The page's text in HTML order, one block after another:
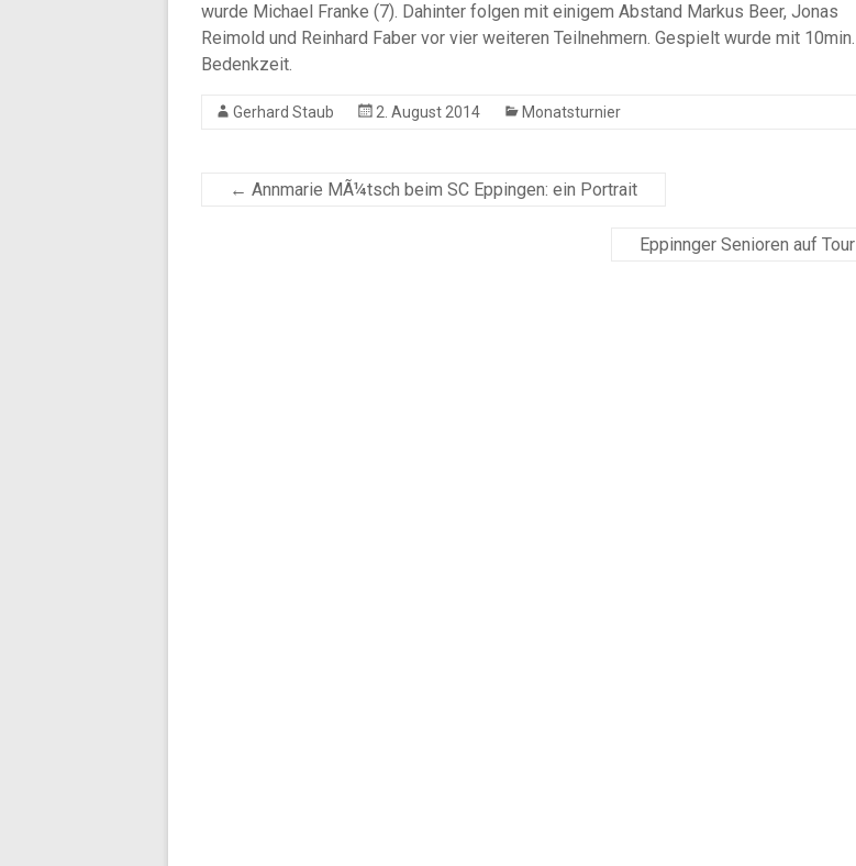
wurde Michael Franke (7). Dahinter folgen mit einigem Abstand Markus Beer, Jonas
Reimold und Reinhard Faber vor vier weiteren Teilnehmern. Gespielt wurde mit 10min.
Bedenkzeit.
Gerhard Staub 2. August 2014 Monatsturnier
← Annmarie MÃ¼tsch beim SC Eppingen: ein Portrait
Eppinnger Senioren auf Tour